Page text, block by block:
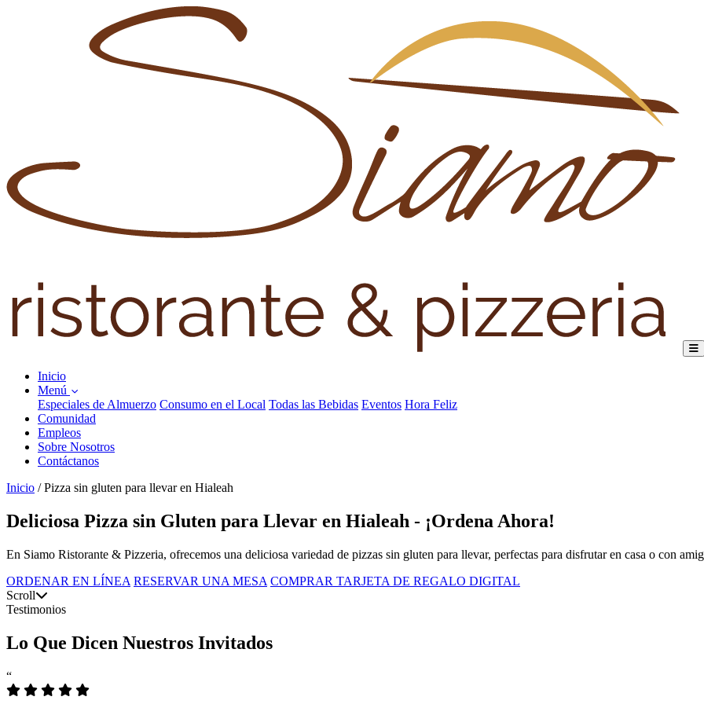
Inicio
Menú
Especiales de Almuerzo Consumo en el Local Todas las Bebidas Eventos Hora Feliz
Comunidad
Empleos
Sobre Nosotros
Contáctanos
Inicio / Pizza sin gluten para llevar en Hialeah
Deliciosa Pizza sin Gluten para Llevar en Hialeah - ¡Ordena Ahora!
En Siamo Ristorante & Pizzeria, ofrecemos una deliciosa variedad de pizzas sin gluten para llevar, perfectas para disfrutar en casa o con
ORDENAR EN LÍNEA RESERVAR UNA MESA COMPRAR TARJETA DE REGALO DIGITAL
Scroll
Testimonios
Lo Que Dicen Nuestros Invitados
“